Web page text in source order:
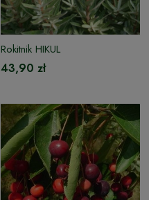
Rokitnik HIKUL
43,90 zł